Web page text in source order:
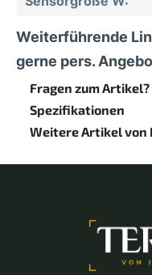
Weiterführende
gerne pers.
Fragen zum Artikel?
Spezifikationen
Weitere Artikel von